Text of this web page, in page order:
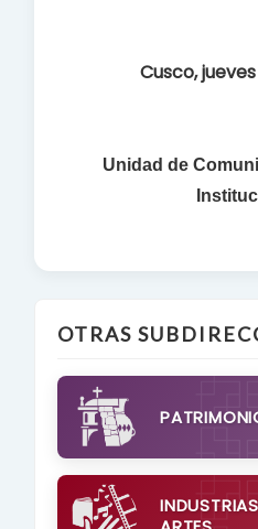
Cusco,
Unidad de
OTRAS